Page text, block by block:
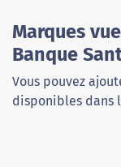
Marques
Banque
Vous pouvez
disponibles dans